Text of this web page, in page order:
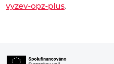
vyzev-opz-plus.